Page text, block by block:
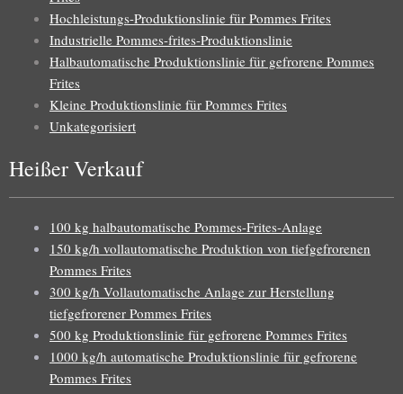
Hochleistungs-Produktionslinie für Pommes Frites
Industrielle Pommes-frites-Produktionslinie
Halbautomatische Produktionslinie für gefrorene Pommes
Frites
Kleine Produktionslinie für Pommes Frites
Unkategorisiert
Heißer Verkauf
100 kg halbautomatische Pommes-Frites-Anlage
150 kg/h vollautomatische Produktion von tiefgefrorenen
Pommes Frites
300 kg/h Vollautomatische Anlage zur Herstellung
tiefgefrorener Pommes Frites
500 kg Produktionslinie für gefrorene Pommes Frites
1000 kg/h automatische Produktionslinie für gefrorene
Pommes Frites